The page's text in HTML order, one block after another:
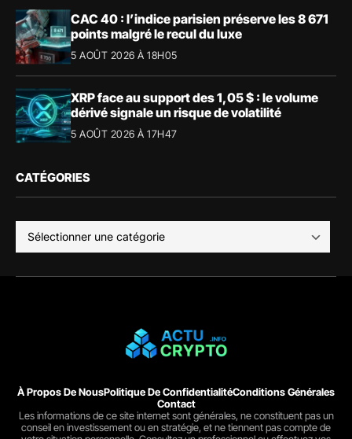
CAC 40 : l’indice parisien préserve les 8 671
points malgré le recul du luxe
5 AOÛT 2026 À 18H05
XRP face au support des 1,05 $ : le volume
dérivé signale un risque de volatilité
5 AOÛT 2026 À 17H47
CATÉGORIES
À Propos De NousPolitique De ConfidentialitéConditions Générales
Contact
Les informations de ce site internet sont générales, ne constituent pas un
conseil en investissement ou en stratégie, et ne tiennent pas compte de